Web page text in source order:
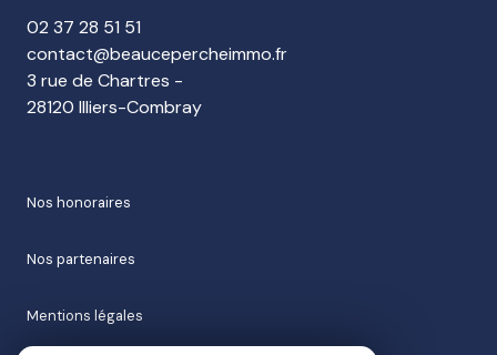
02 37 28 51 51
contact@beaucepercheimmo.fr
3 rue de Chartres -
28120 Illiers-Combray
nos honoraires
nos partenaires
mentions légales